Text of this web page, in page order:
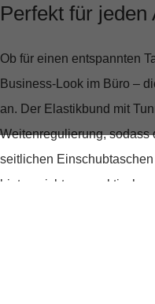
Perfekt für jeden
Ob für einen entspannten
Business-Look im Büro –
an. Der Elastikbund mit
Weitenregulierung, sodass
seitlichen
bieten nicht nur